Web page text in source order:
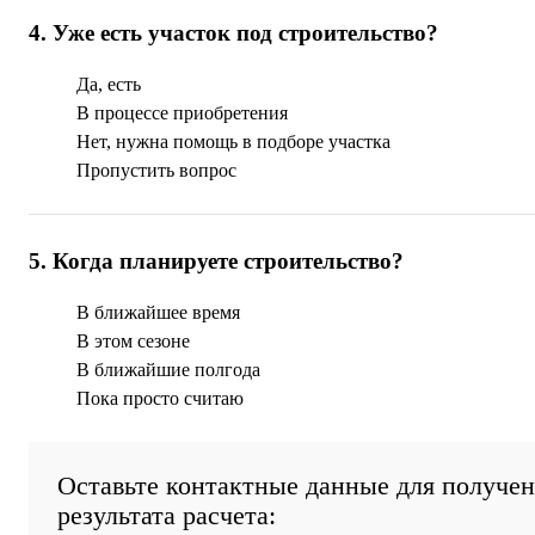
4. Уже есть участок под строительство?
Да, есть
В процессе приобретения
Нет, нужна помощь в подборе участка
Пропустить вопрос
5. Когда планируете строительство?
В ближайшее время
В этом сезоне
В ближайшие полгода
Пока просто считаю
Оставьте контактные данные для
результата расчета: